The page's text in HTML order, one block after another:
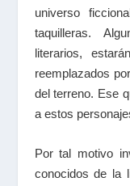
universo
taquilleras.
literarios,
reemplazados
del terreno. Ese
a estos
Por tal motivo
conocidos de la